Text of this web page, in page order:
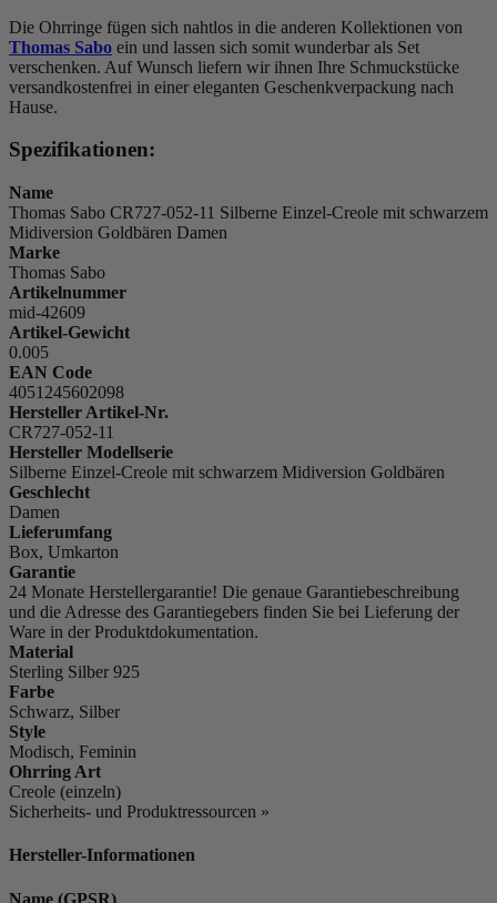
Die Ohrringe fügen sich nahtlos in die anderen Kollektionen von
Thomas Sabo ein und lassen sich somit wunderbar als Set
verschenken. Auf Wunsch liefern wir ihnen Ihre Schmuckstücke
versandkostenfrei in einer eleganten Geschenkverpackung nach
Hause.
Spezifikationen:
Name
Thomas Sabo CR727-052-11 Silberne Einzel-Creole mit schwarzem
Midiversion Goldbären Damen
Marke
Thomas Sabo
Artikelnummer
mid-42609
Artikel-Gewicht
0.005
EAN Code
4051245602098
Hersteller Artikel-Nr.
CR727-052-11
Hersteller Modellserie
Silberne Einzel-Creole mit schwarzem Midiversion Goldbären
Geschlecht
Damen
Lieferumfang
Box, Umkarton
Garantie
24 Monate Herstellergarantie! Die genaue Garantiebeschreibung
und die Adresse des Garantiegebers finden Sie bei Lieferung der
Ware in der Produktdokumentation.
Material
Sterling Silber 925
Farbe
Schwarz, Silber
Style
Modisch, Feminin
Ohrring Art
Creole (einzeln)
Sicherheits- und Produktressourcen »
Hersteller-Informationen
Name (GPSR)